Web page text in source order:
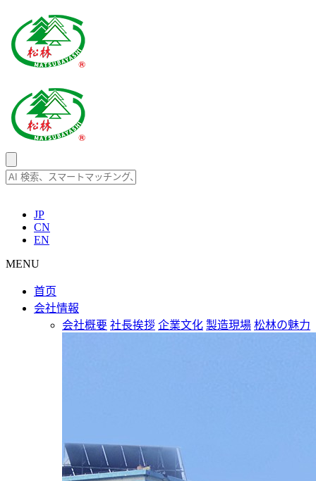
JP
CN
EN
MENU
首页
会社情報
会社概要 社長挨拶 企業文化 製造現場 松林の魅力